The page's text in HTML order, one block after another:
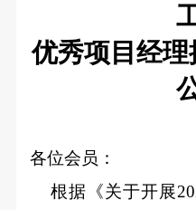
优秀项目经
各位会员：
根据《关于开展